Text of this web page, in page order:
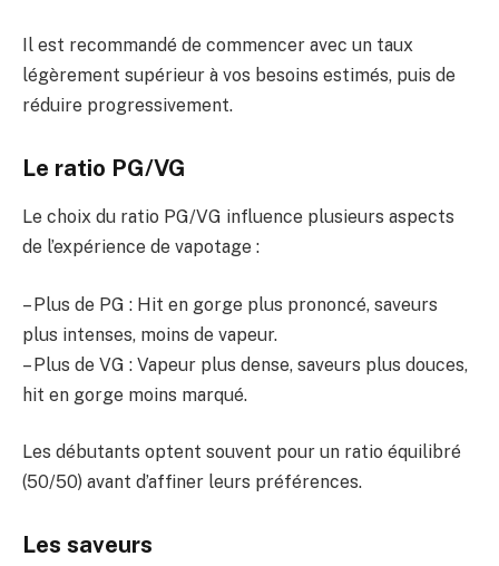
Il est recommandé de commencer avec un taux
légèrement supérieur à vos besoins estimés, puis de
réduire progressivement.
Le ratio PG/VG
Le choix du ratio PG/VG influence plusieurs aspects
de l’expérience de vapotage :
– Plus de PG : Hit en gorge plus prononcé, saveurs
plus intenses, moins de vapeur.
– Plus de VG : Vapeur plus dense, saveurs plus douces,
hit en gorge moins marqué.
Les débutants optent souvent pour un ratio équilibré
(50/50) avant d’affiner leurs préférences.
Les saveurs